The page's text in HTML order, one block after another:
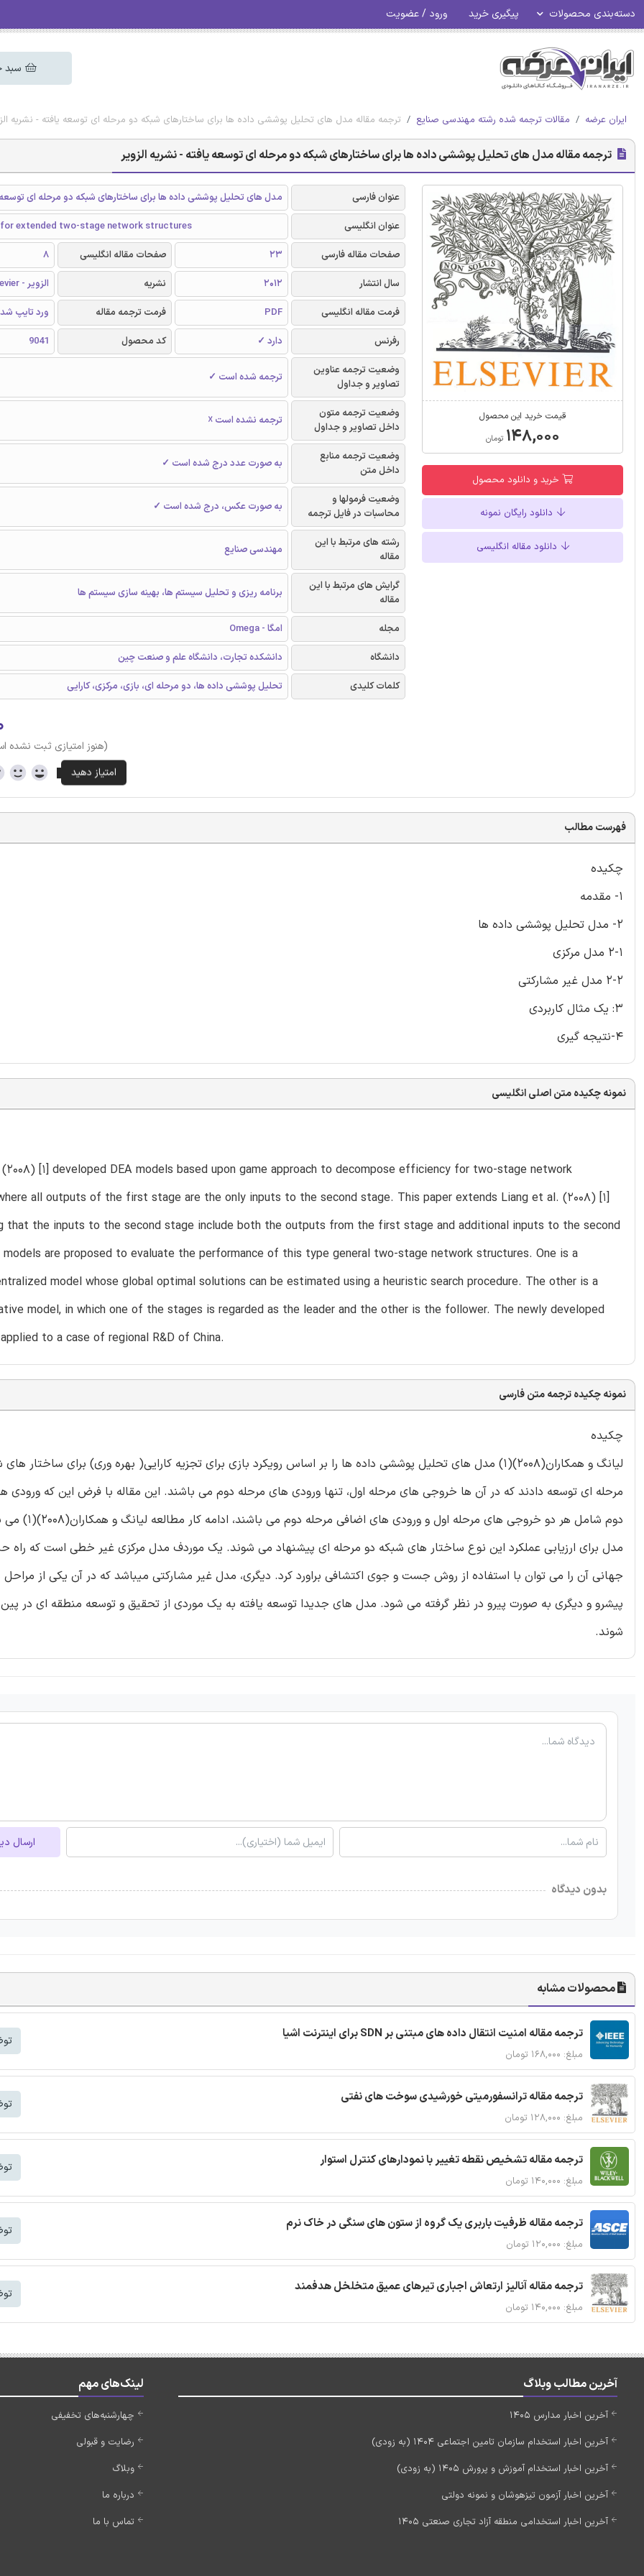
دسته‌بندی محصولات پیگیری خرید ورود / عضویت
سبد
ایران عرضه مقالات ترجمه شده رشته مهندسی صنایع ترجمه مقاله مدل های تحلیل پوششی داده ها برای ساختارهای شبکه دو مرحله ای توسعه یافته - نشریه
ترجمه مقاله مدل های تحلیل پوششی داده ها برای ساختارهای شبکه دو مرحله ای توسعه یافته - نشریه الزویر
قیمت خرید این محصول
۱۴۸,۰۰۰ تومان
خرید و دانلود محصول
دانلود رایگان نمونه
دانلود مقاله انگلیسی
عنوان فارسی
مدل های تحلیل پوششی داده ها برای ساختارهای شبکه دو مرحله ای توسعه
عنوان انگلیسی
for extended two-stage network structures
صفحات مقاله فارسی
23 صفحات مقاله انگلیسی
8
سال انتشار
2012 نشریه
الزویر - Elsevier
فرمت مقاله انگلیسی
PDF فرمت ترجمه مقاله
ورد تایپ
رفرنس
دارد ✓ کد محصول
9041
وضعیت ترجمه عناوین
تصاویر و جداول
ترجمه شده است ✓
وضعیت ترجمه متون
داخل تصاویر و جداول
ترجمه نشده است ☓
وضعیت ترجمه منابع
داخل متن
به صورت عدد درج شده است ✓
وضعیت فرمولها و
محاسبات در فایل ترجمه
به صورت عکس، درج شده است ✓
رشته های مرتبط با این
مقاله
مهندسی صنایع
گرایش های مرتبط با این
مقاله
برنامه ریزی و تحلیل سیستم ها، بهینه سازی سیستم ها
مجله
امگا - Omega
دانشگاه
دانشکده تجارت، دانشگاه علم و صنعت چین
کلمات کلیدی
تحلیل پوششی داده ها، دو مرحله ای، بازی، مرکزی، کارایی
(هنوز امتیازی ثبت نشده
فهرست مطالب
چکیده
1- مقدمه
2- مدل تحلیل پوششی داده ها
2-1 مدل مرکزی
2-2 مدل غیر مشارکتی
3: یک مثال کاربردی
4-نتیجه گیری
نمونه چکیده متن اصلی انگلیسی
[1] developed DEA models based upon game approach to decompose efficiency for two-stage network
all outputs of the first stage are the only inputs to the second stage. This paper extends Liang et al. (2008) [1]
that the inputs to the second stage include both the outputs from the first stage and additional inputs to the second
are proposed to evaluate the performance of this type general two-stage network structures. One is a
model whose global optimal solutions can be estimated using a heuristic search procedure. The other is a
model, in which one of the stages is regarded as the leader and the other is the follower. The newly developed
to a case of regional R&D of China.
نمونه چکیده ترجمه متن فارسی
چکیده
لیانگ و همکاران(2008)(1) مدل های تحلیل پوششی داده ها را بر اساس رویکرد بازی برای تجزیه کارایی( بهره وری) برای ساختار
مرحله ای توسعه دادند که در آن ها خروجی های مرحله اول، تنها ورودی های مرحله دوم می باشند. این مقاله با فرض این که ورودی
دوم شامل هر دو خروجی های مرحله اول و ورودی
مدل برای ارزیابی عملکرد این نوع ساختار های شبکه دو مرحله ای پیشنهاد می شوند. یک موردف مدل مرکزی غیر خطی است که راه
جهانی آن را می توان با استفاده از روش جست و جوی اکتشافی براورد کرد. دیگری، مدل غیر مشارکتی میباشد که در آن یکی از
پیشرو و دیگری به صورت پیرو در نظر گرفته می شود. مدل های جدیدا توسعه یافته به یک موردی از تحقیق و توسعه منطقه ای در
شوند.
ارسال
بدون دیدگاه
محصولات مشابه
ترجمه مقاله امنیت انتقال داده های مبتنی بر SDN برای اینترنت اشیا
مبلغ: ۱۶۸,۰۰۰ تومان
ترجمه مقاله ترانسفورمیتی خورشیدی سوخت های نفتی
مبلغ: ۱۲۸,۰۰۰ تومان
ترجمه مقاله تشخیص نقطه تغییر با نمودارهای کنترل استوار
مبلغ: ۱۴۰,۰۰۰ تومان
ترجمه مقاله ظرفیت باربری یک گروه از ستون های سنگی در خاک نرم
مبلغ: ۱۲۰,۰۰۰ تومان
ترجمه مقاله آنالیز ارتعاش اجباری تیرهای عمیق متخلخل هدفمند
مبلغ: ۱۴۰,۰۰۰ تومان
آخرین مطالب وبلاگ
آخرین اخبار مدارس 1405
آخرین اخبار استخدام سازمان تامین اجتماعی 1404 (به زودی)
آخرین اخبار استخدام آموزش و پرورش 1405 (به زودی)
آخرین اخبار آزمون تیزهوشان و نمونه دولتی
آخرین اخبار استخدامی منطقه آزاد تجاری صنعتی 1405
لینک‌های مهم
چهارشنبه‌های تخفیفی
رضایت و قبولی
وبلاگ
درباره ما
تماس با ما